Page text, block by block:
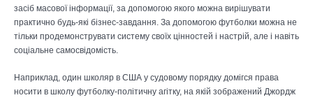
засіб масової інформації, за допомогою якого можна вирішувати
практично будь-які бізнес-завдання. За допомогою футболки можна не
тільки продемонструвати систему своїх цінностей і настрій, але і навіть
соціальне самосвідомість.
Наприклад, один школяр в США у судовому порядку домігся права
носити в школу футболку-політичну агітку, на якій зображений Джордж